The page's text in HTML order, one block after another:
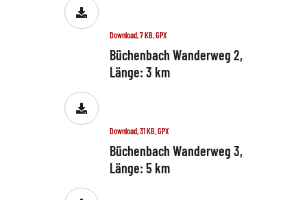
Download, 7 KB, GPX
Büchenbach Wanderweg 2,
Länge: 3 km
Download, 31 KB, GPX
Büchenbach Wanderweg 3,
Länge: 5 km